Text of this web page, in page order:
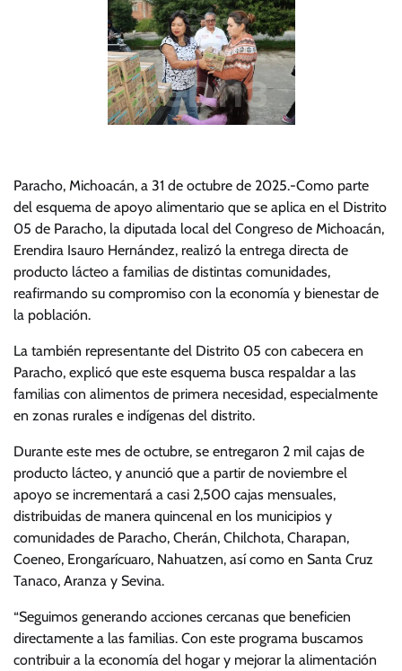
Paracho, Michoacán, a 31 de octubre de 2025.-Como parte
del esquema de apoyo alimentario que se aplica en el Distrito
05 de Paracho, la diputada local del Congreso de Michoacán,
Erendira Isauro Hernández, realizó la entrega directa de
producto lácteo a familias de distintas comunidades,
reafirmando su compromiso con la economía y bienestar de
la población.
La también representante del Distrito 05 con cabecera en
Paracho, explicó que este esquema busca respaldar a las
familias con alimentos de primera necesidad, especialmente
en zonas rurales e indígenas del distrito.
Durante este mes de octubre, se entregaron 2 mil cajas de
producto lácteo, y anunció que a partir de noviembre el
apoyo se incrementará a casi 2,500 cajas mensuales,
distribuidas de manera quincenal en los municipios y
comunidades de Paracho, Cherán, Chilchota, Charapan,
Coeneo, Erongarícuaro, Nahuatzen, así como en Santa Cruz
Tanaco, Aranza y Sevina.
“Seguimos generando acciones cercanas que beneficien
directamente a las familias. Con este programa buscamos
contribuir a la economía del hogar y mejorar la alimentación